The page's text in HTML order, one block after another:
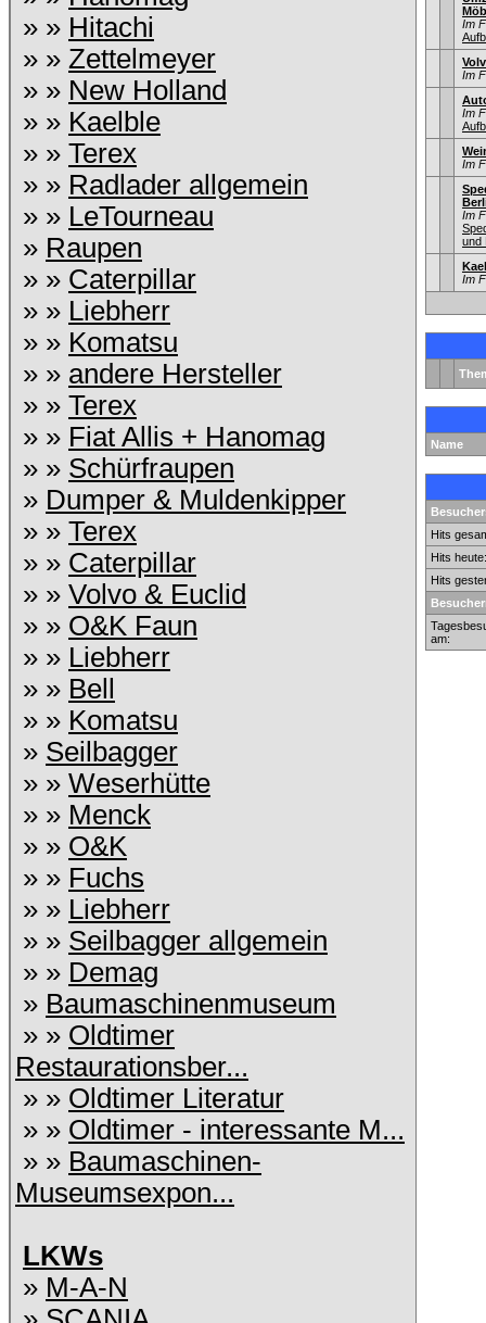
» » Hitachi
» » Zettelmeyer
» » New Holland
» » Kaelble
» » Terex
» » Radlader allgemein
» » LeTourneau
» Raupen
» » Caterpillar
» » Liebherr
» » Komatsu
» » andere Hersteller
» » Terex
» » Fiat Allis + Hanomag
» » Schürfraupen
» Dumper & Muldenkipper
» » Terex
» » Caterpillar
» » Volvo & Euclid
» » O&K Faun
» » Liebherr
» » Bell
» » Komatsu
» Seilbagger
» » Weserhütte
» » Menck
» » O&K
» » Fuchs
» » Liebherr
» » Seilbagger allgemein
» » Demag
» Baumaschinenmuseum
» » Oldtimer
Restaurationsber...
» » Oldtimer Literatur
» » Oldtimer - interessante M...
» » Baumaschinen-
Museumsexpon...
LKWs
» M-A-N
Im
Im
Im
Im
Im
und
Im
Name
Hits
Hits heute:
Hits
am: